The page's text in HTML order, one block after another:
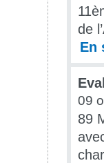
de
En
09
89